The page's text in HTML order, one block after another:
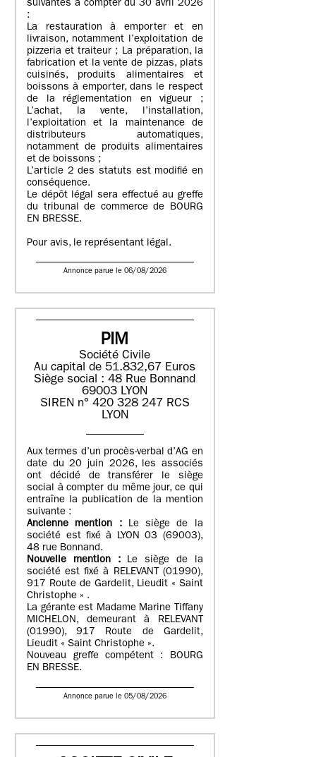
suivantes à compter du 30 avril 2026
:
La restauration à emporter et en
livraison, notamment l’exploitation de
pizzeria et traiteur ; La préparation, la
fabrication et la vente de pizzas, plats
cuisinés, produits alimentaires et
boissons à emporter, dans le respect
de la réglementation en vigueur ;
L’achat, la vente, l’installation,
l’exploitation et la maintenance de
distributeurs automatiques,
notamment de produits alimentaires
et de boissons ;
L’article 2 des statuts est modifié en
conséquence.
Le dépôt légal sera effectué au greffe
du tribunal de commerce de BOURG
EN BRESSE.
Pour avis, le représentant légal.
Annonce parue le 06/08/2026
PIM
Société Civile
Au capital de 51.832,67 Euros
Siège social : 48 Rue Bonnand
69003 LYON
SIREN n° 420 328 247 RCS
LYON
Aux termes d’un procès-verbal d’AG en
date du 20 juin 2026, les associés
ont décidé de transférer le siège
social à compter du même jour, ce qui
entraîne la publication de la mention
suivante :
Ancienne mention : Le siège de la
société est fixé à LYON 03 (69003),
48 rue Bonnand.
Nouvelle mention :
Le siège de la
société est fixé à RELEVANT (01990),
917 Route de Gardelit, Lieudit « Saint
Christophe » .
La gérante est Madame Marine Tiffany
MICHELON, demeurant à RELEVANT
(01990), 917 Route de Gardelit,
Lieudit « Saint Christophe ».
Nouveau greffe compétent : BOURG
EN BRESSE.
Annonce parue le 05/08/2026